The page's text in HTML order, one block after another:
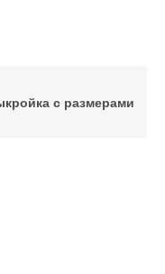
с размерами